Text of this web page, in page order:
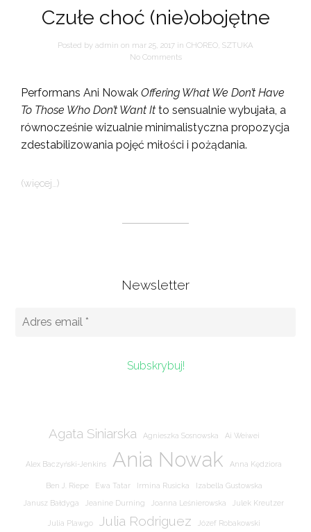
Czułe choć (nie)obojętne
Posted by admin on mar 25, 2017 in CHOREO, SZTUKA
No Comments
Performans Ani Nowak Offering What We Don’t Have
To Those Who Don’t Want It to sensualnie wybujała, a
równocześnie wizualnie minimalistyczna propozycja
zdestabilizowania pojęć miłości i pożądania.
(więcej…)
Newsletter
Agata Siniarska Agnieszka Sosnowska Ai Weiwei
Alex Baczyński-Jenkins Ania Nowak Anna Kędziora
Ben J. Riepe Ewa Tatar Irmina Rusicka Izabella Gustowska
Janusz Bałdyga Jeanine Durning Joanna Leśnierowska Julek Kreutzer
Julia Plawgo Julia Rodriguez Józef Robakowski